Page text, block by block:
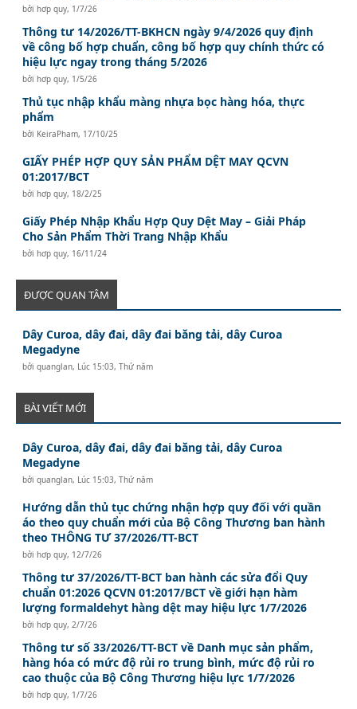
bởihơp quy, 1/7/26
Thông tư 14/2026/TT-BKHCN ngày 9/4/2026 quy định
về công bố hợp chuẩn, công bố hợp quy chính thức có
hiệu lực ngay trong tháng 5/2026
bởihơp quy, 1/5/26
Thủ tục nhập khẩu màng nhựa bọc hàng hóa, thực
phẩm
bởi KeiraPham, 17/10/25
GIẤY PHÉP HỢP QUY SẢN PHẨM DỆT MAY QCVN
01:2017/BCT
bởihơp quy, 18/2/25
Giấy Phép Nhập Khẩu Hợp Quy Dệt May – Giải Pháp
Cho Sản Phẩm Thời Trang Nhập Khẩu
bởihơp quy, 16/11/24
ĐƯỢC QUAN TÂM
Dây Curoa, dây đai, dây đai băng tải, dây Curoa
Megadyne
bởiquanglan, Lúc 15:03, Thứ năm
BÀI VIẾT MỚI
Dây Curoa, dây đai, dây đai băng tải, dây Curoa
Megadyne
bởiquanglan, Lúc 15:03, Thứ năm
Hướng dẫn thủ tục chứng nhận hợp quy đối với quần
áo theo quy chuẩn mới của Bộ Công Thương ban hành
theo THÔNG TƯ 37/2026/TT-BCT
bởihơp quy, 12/7/26
Thông tư 37/2026/TT-BCT ban hành các sửa đổi Quy
chuẩn 01:2026 QCVN 01:2017/BCT về giới hạn hàm
lượng formaldehyt hàng dệt may hiệu lực 1/7/2026
bởihơp quy, 2/7/26
Thông tư số 33/2026/TT-BCT về Danh mục sản phẩm,
hàng hóa có mức độ rủi ro trung bình, mức độ rủi ro
cao thuộc của Bộ Công Thương hiệu lực 1/7/2026
bởihơp quy, 1/7/26